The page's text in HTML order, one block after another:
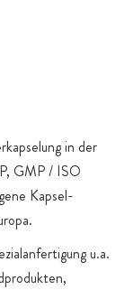
in der
GMP / ISO
Kapsel-
u.a.